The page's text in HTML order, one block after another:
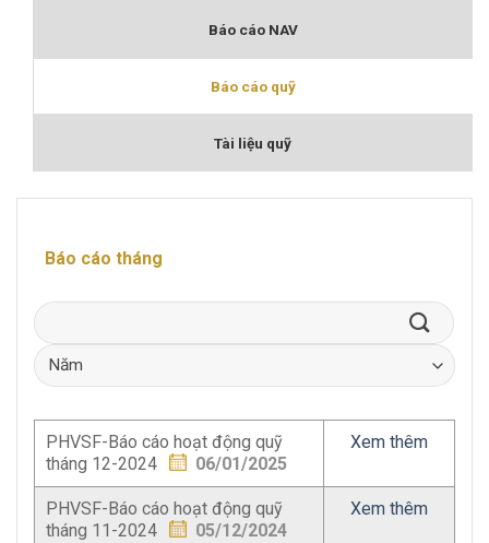
Báo cáo NAV
Báo cáo quỹ
Tài liệu quỹ
Báo cáo tháng
PHVSF-Báo cáo hoạt động quỹ
tháng 12-2024
06/01/2025
Xem thêm
PHVSF-Báo cáo hoạt động quỹ
tháng 11-2024
05/12/2024
Xem thêm